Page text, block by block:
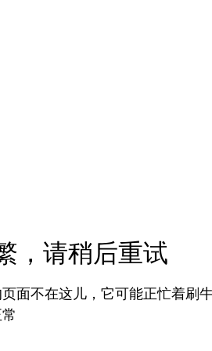
，请稍后重试
面不在这儿，它可能正忙着刷